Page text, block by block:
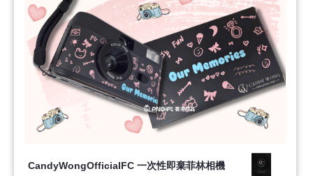
CandyWongOfficialFC 一次性即棄菲林相機